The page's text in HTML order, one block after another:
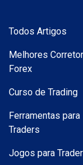
Todos Artigos
Melhores
Forex
Curso de Trading
Ferramentas para
Traders
Jogos para